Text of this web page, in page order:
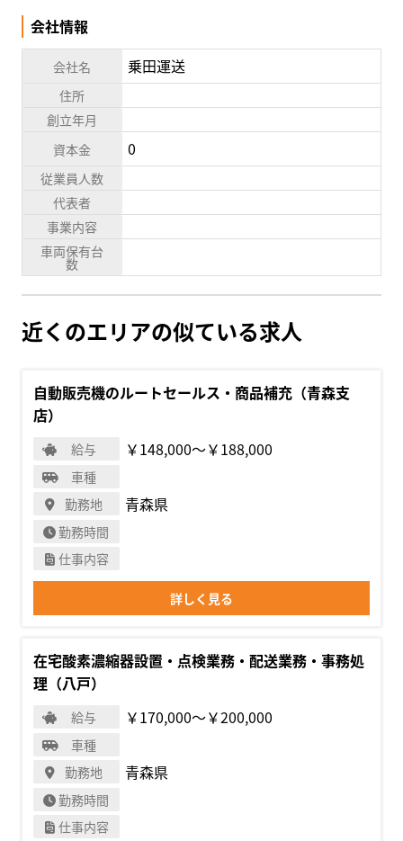
会社情報
会社名 乗田運送
住所
創立年月
資本金
0
従業員人数
代表者
事業内容
車両保有台
数
近くのエリアの似ている求人
自動販売機のルートセールス・商品補充（青森支
店）
給与 ￥148,000〜￥188,000
車種
勤務地
青森県
勤務時間
仕事内容
詳しく見る
在宅酸素濃縮器設置・点検業務・配送業務・事務処
理（八戸）
給与 ￥170,000〜￥200,000
車種
勤務地
青森県
勤務時間
仕事内容